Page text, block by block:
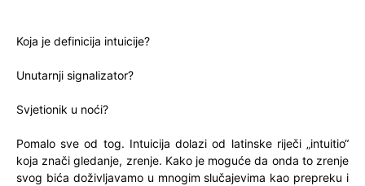
Koja je definicija intuicije?
Unutarnji signalizator?
Svjetionik u noći?
Pomalo sve od tog. Intuicija dolazi od latinske riječi „intuitio“
koja znači gledanje, zrenje. Kako je moguće da onda to zrenje
svog bića doživljavamo u mnogim slučajevima kao prepreku i